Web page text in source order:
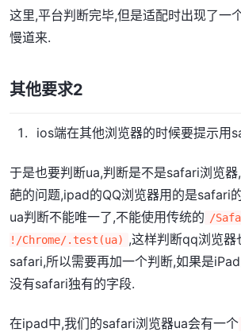
这里,平台判断完毕,但是适配时出现了一
慢道来.
其他要求2
ios端在其他浏览器的时候要提示用
于是也要判断ua,判断是不是safari浏览
葩的问题,ipad的QQ浏览器用的是safari
ua判断不能唯一了,不能使用传统的 /
!/Chrome/.test(ua) ,这样判断qq浏览器
safari,所以需要再加一个判断,如果是
没有safari独有的字段.
在ipad中,我们的safari浏览器ua会有一个